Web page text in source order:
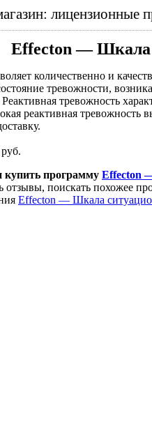
Effecton — Шкала
количественно и
тревожности,
тревожность
реактивная
руб.
купить программу Effecton
отзывы, поискать похожее
Effecton — Шкала